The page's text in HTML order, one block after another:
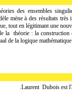
des ensembles
mène à des résultats très
tout en légitimant une
la théorie : la
de la logique
Laurent Dubois est